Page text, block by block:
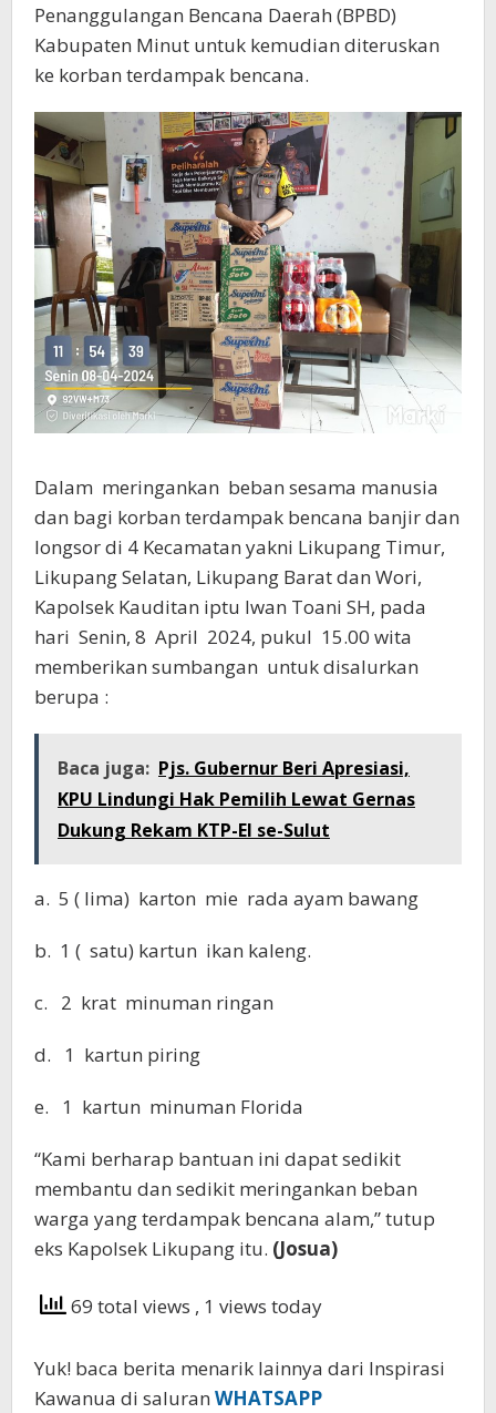
Penanggulangan Bencana Daerah (BPBD)
Kabupaten Minut untuk kemudian diteruskan
ke korban terdampak bencana.
Dalam meringankan beban sesama manusia
dan bagi korban terdampak bencana banjir dan
longsor di 4 Kecamatan yakni Likupang Timur,
Likupang Selatan, Likupang Barat dan Wori,
Kapolsek Kauditan iptu Iwan Toani SH, pada
hari Senin, 8 April 2024, pukul 15.00 wita
memberikan sumbangan untuk disalurkan
berupa :
Baca juga: Pjs. Gubernur Beri Apresiasi,
KPU Lindungi Hak Pemilih Lewat Gernas
Dukung Rekam KTP-El se-Sulut
a. 5 ( lima) karton mie rada ayam bawang
b. 1 ( satu) kartun ikan kaleng.
c. 2 krat minuman ringan
d. 1 kartun piring
e. 1 kartun minuman Florida
“Kami berharap bantuan ini dapat sedikit
membantu dan sedikit meringankan beban
warga yang terdampak bencana alam,” tutup
eks Kapolsek Likupang itu. (Josua)
69 total views , 1 views today
Yuk! baca berita menarik lainnya dari Inspirasi
Kawanua di saluran WHATSAPP